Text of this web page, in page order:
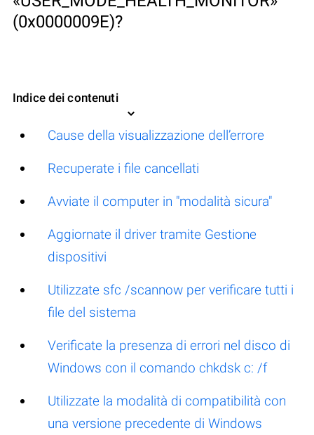
(0x0000009E)?
Indice dei contenuti
Cause della visualizzazione dell’errore
Recuperate i file cancellati
Avviate il computer in "modalità sicura"
Aggiornate il driver tramite Gestione
dispositivi
Utilizzate sfc /scannow per verificare tutti i
file del sistema
Verificate la presenza di errori nel disco di
Windows con il comando chkdsk c: /f
Utilizzate la modalità di compatibilità con
una versione precedente di Windows